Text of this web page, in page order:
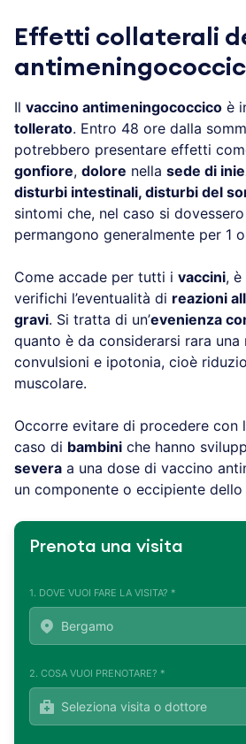
Effetti collaterali
Il vaccino antimeningococcico è
tollerato. Entro 48 ore dalla
potrebbero presentare effetti
gonfiore, dolore nella sede di
disturbi intestinali, disturbi del
sintomi che, nel caso si
permangono generalmente per 1
Come accade per tutti i vaccini,
verifichi l’eventualità di reazioni
gravi. Si tratta di un’evenienza
quanto è da considerarsi rara una
convulsioni e ipotonia, cioè
muscolare.
Occorre evitare di procedere con
caso di bambini che hanno
severa a una dose di vaccino
un componente o eccipiente
Prenota una visita
1. DOVE VUOI FARE LA VISITA? *
2. COSA VUOI PRENOTARE? *